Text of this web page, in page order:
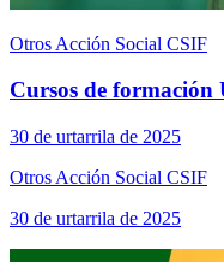
Otros Acción Social CSIF
Cursos de
30 de urtarrila de 2025
Otros Acción Social CSIF
30 de urtarrila de 2025